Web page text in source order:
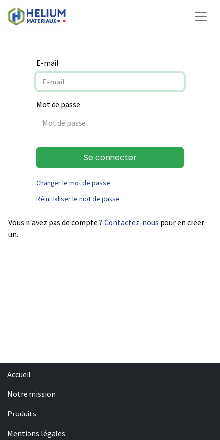
E-mail
Mot de passe
Se connecter
Changer le mot de passe
Réinitialiser le mot de passe
Vous n'avez pas de compte ? Contactez-nous pour en créer
un.
Accueil
Notre mission
Produits
Mentions légales